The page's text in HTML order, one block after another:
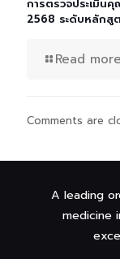
การตรวจประเมิน
2568 ระดับหลัก
Read more
Comments are
A leading
medicine